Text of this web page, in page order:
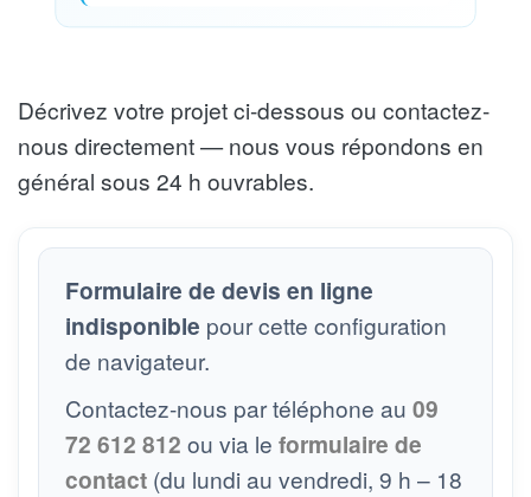
Décrivez votre projet ci-dessous ou contactez-
nous directement — nous vous répondons en
général sous 24 h ouvrables.
Formulaire de devis en ligne
indisponible pour cette configuration
de navigateur.
Contactez-nous par téléphone au 09
72 612 812 ou via le formulaire de
contact (du lundi au vendredi, 9 h – 18